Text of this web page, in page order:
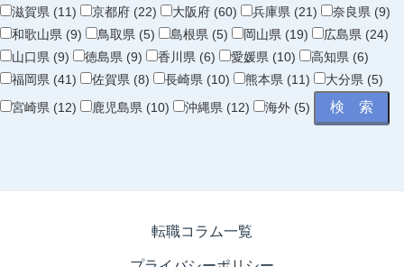
滋賀県 (11)
京都府 (22) 大阪府 (60) 兵庫県 (21)
奈良県 (9)
和歌山県 (9)
鳥取県 (5) 島根県 (5) 岡山県 (19)
広島県 (24)
山口県 (9)
徳島県 (9) 香川県 (6) 愛媛県 (10)
高知県 (6)
福岡県 (41)
佐賀県 (8) 長崎県 (10) 熊本県 (11)
大分県 (5)
宮崎県 (12)
鹿児島県 (10) 沖縄県 (12) 海外 (5)
転職コラム一覧